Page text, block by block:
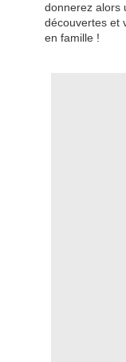
donnerez alors
découvertes et
en famille !